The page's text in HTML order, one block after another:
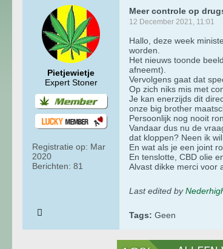
Pietjewietje
Expert Stoner
Registratie op: Mar
2020
Berichten: 81
Meer controle op
12 December 2021, 11:01
Hallo, deze week
worden.
Het nieuws toonde
afneemt).
Vervolgens gaat dat
Op zich niks mis met
Je kan enerzijds dit
onze big brother
Persoonlijk nog nooit
Vandaar dus nu de
dat kloppen? Neen ik
En wat als je een joint
En tenslotte, CBD olie
Alvast dikke merci voor
Last edited by
Tags: Geen